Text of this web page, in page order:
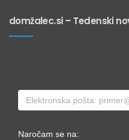
domžalec.si – Tedenski
Naročam se na: